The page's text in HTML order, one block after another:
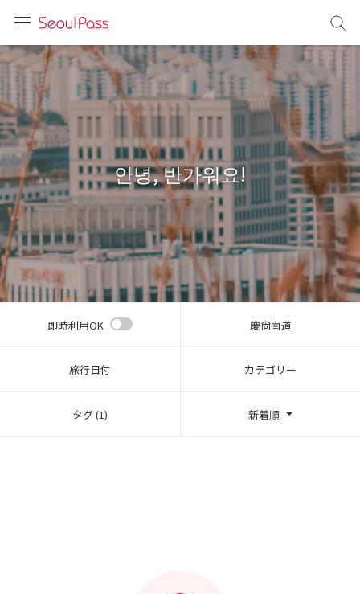
体)
文 (台灣)
안녕, 반가워요!
即時利用OK 慶尙南道
旅行日付 カテゴリー
タグ (1) 新着順